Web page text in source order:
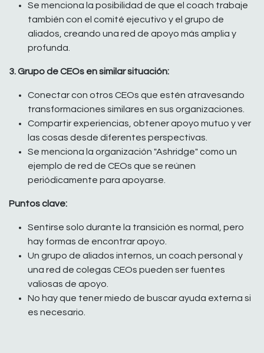
Se menciona la posibilidad de que el coach trabaje
también con el comité ejecutivo y el grupo de
aliados, creando una red de apoyo más amplia y
profunda.
3. Grupo de CEOs en similar situación:
Conectar con otros CEOs que estén atravesando
transformaciones similares en sus organizaciones.
Compartir experiencias, obtener apoyo mutuo y ver
las cosas desde diferentes perspectivas.
Se menciona la organización "Ashridge" como un
ejemplo de red de CEOs que se reúnen
periódicamente para apoyarse.
Puntos clave:
Sentirse solo durante la transición es normal, pero
hay formas de encontrar apoyo.
Un grupo de aliados internos, un coach personal y
una red de colegas CEOs pueden ser fuentes
valiosas de apoyo.
No hay que tener miedo de buscar ayuda externa si
es necesario.